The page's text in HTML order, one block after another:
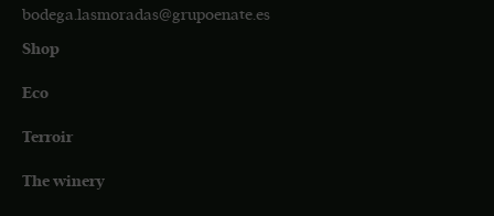
bodega.lasmoradas@grupoenate.es
Shop
Eco
Terroir
The winery